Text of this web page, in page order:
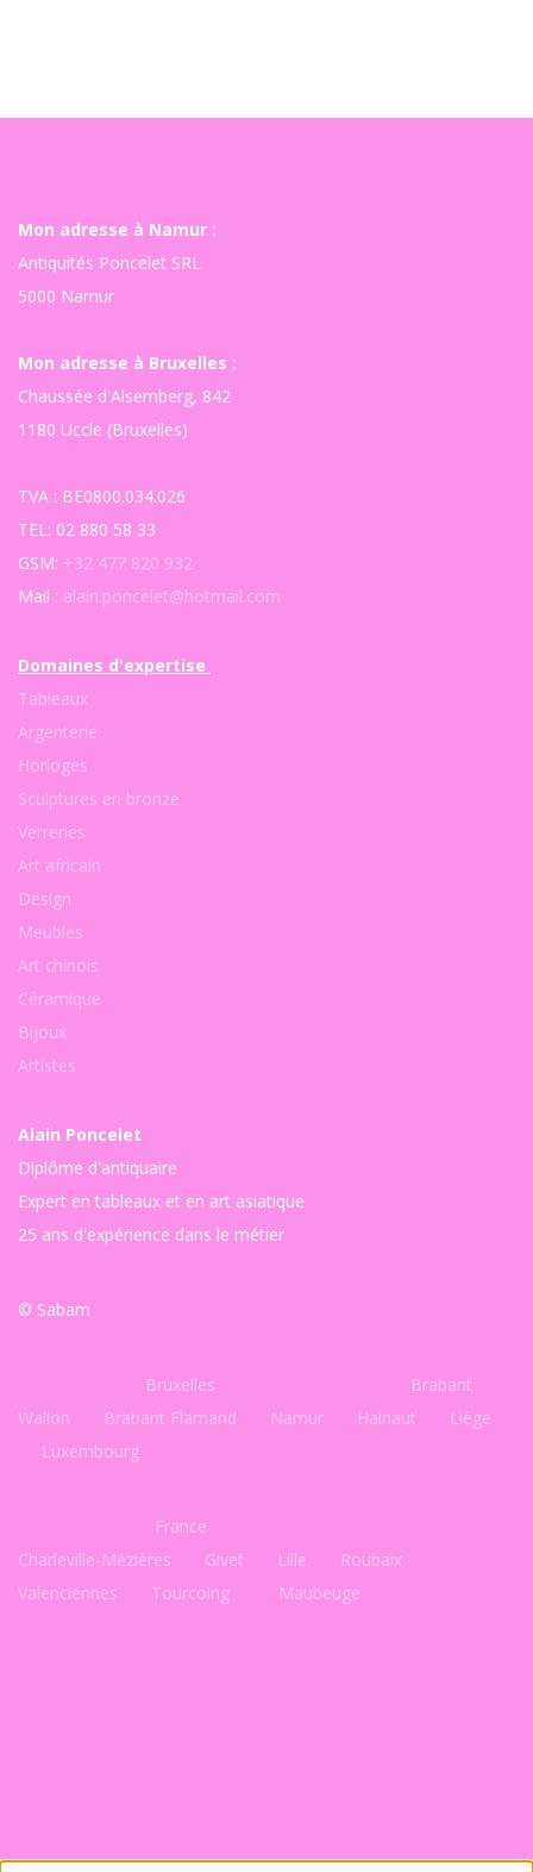
Mon adresse à Namur :
Antiquités Poncelet SRL
5000 Namur
Mon adresse à Bruxelles :
Chaussée d'Alsemberg, 842
1180 Uccle (Bruxelles)
TVA : BE0800.034.026
TEL: 02 880 58 33
GSM: +32 477 820 932
Mail : alain.poncelet@hotmail.com
Domaines d'expertise
Tableaux
Argenterie
Horloges
Sculptures en bronze
Verreries
Art africain
Design
Meubles
Art chinois
Céramique
Bijoux
Artistes
Alain Poncelet
Diplôme d'antiquaire
Expert en tableaux et en art asiatique
25 ans d'expérience dans le métier
© Sabam
Bruxelles
Brabant
Wallon
Brabant Flamand Namur Hainaut Liège
Luxembourg
France
Charleville-Mézières
Givet Lille Roubaix
Valenciennes
Tourcoing Maubeuge
©2026 Antiquité Poncelet . All rights reserved.